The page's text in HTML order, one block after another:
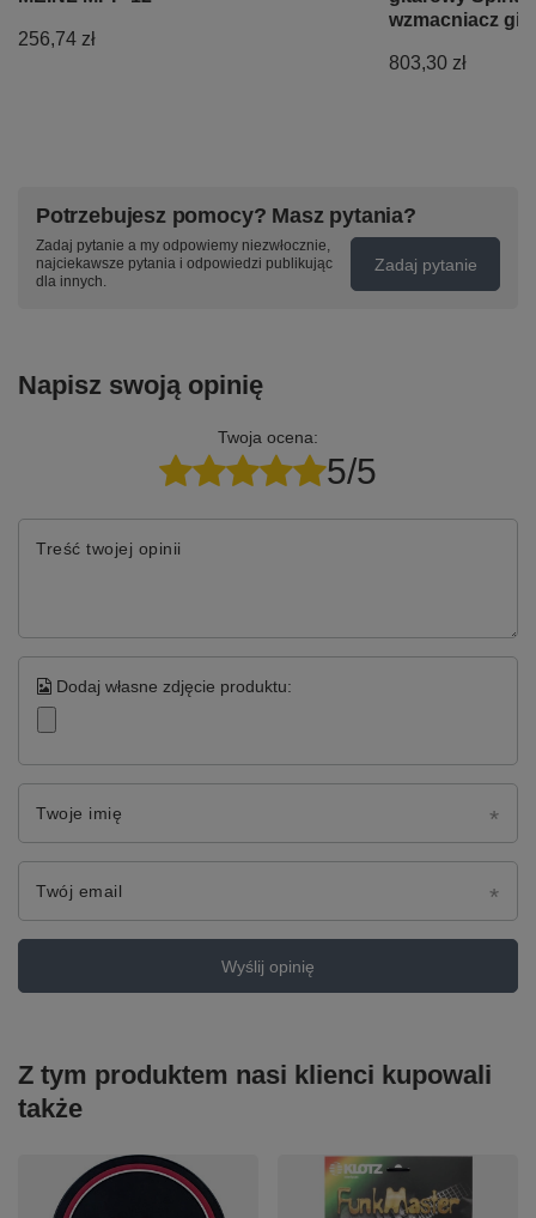
256,74 zł
wzmacniacz
803,30 zł
Potrzebujesz pomocy? Masz pytania?
Zadaj pytanie a my odpowiemy niezwłocznie,
najciekawsze pytania i odpowiedzi publikując
dla innych.
Zadaj pytanie
Napisz swoją opinię
Twoja ocena:
5/5
Treść twojej opinii
Dodaj własne zdjęcie produktu:
Twoje imię
Twój email
Wyślij opinię
Z tym produktem nasi klienci kupowali
także